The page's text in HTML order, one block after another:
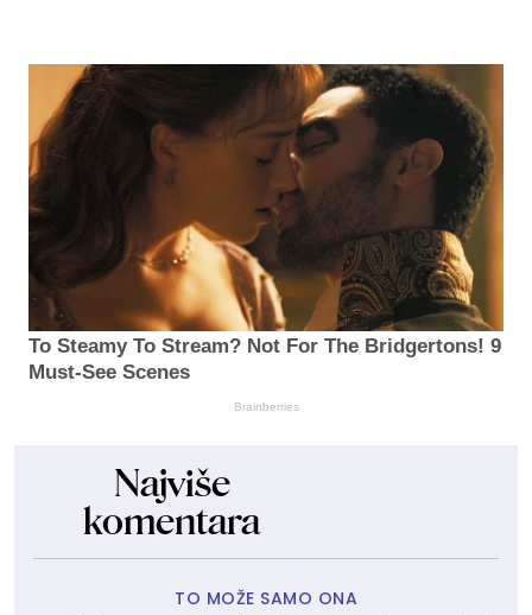
To Steamy To Stream? Not For The Bridgertons! 9
Must-See Scenes
Brainberries
Najviše
komentara
TO MOŽE SAMO ONA